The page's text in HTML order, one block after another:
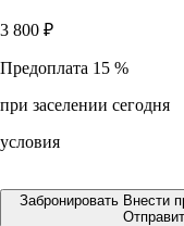
3 800 ₽
Предоплата 15 %
при заселении сегодня
условия
Забронировать Внести